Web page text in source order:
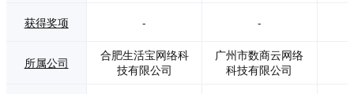
自营收入 平台自营
商城更具权威性，
轻松赚取商品差
能数据运营体系
（智象），为企业
客户搭建贯通“供应
获得奖项 - -
所属公司
合肥生活宝网络科
技有限公司
广州市数商云网络
科技有限公司